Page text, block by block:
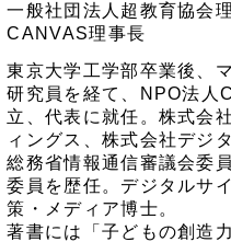
一般社団法人超教育協会
CANVAS理事長
東京大学工学部卒業後、
研究員を経て、NPO法人
立、代表に就任。株式会
ィングス、株式会社デジ
総務省情報通信審議会委
委員を歴任。デジタルサ
策・メディア博士。
著書には「子どもの創造